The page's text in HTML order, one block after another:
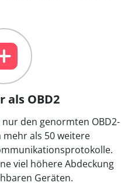
als OBD2
den genormten OBD2-
als 50 weitere
viel höhere Abdeckung
Geräten.